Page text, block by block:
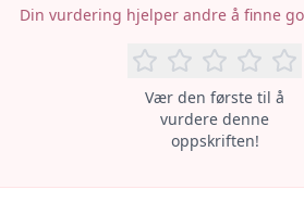
Din vurdering hjelper andre å finne
Vær den første til å
vurdere denne
oppskriften!